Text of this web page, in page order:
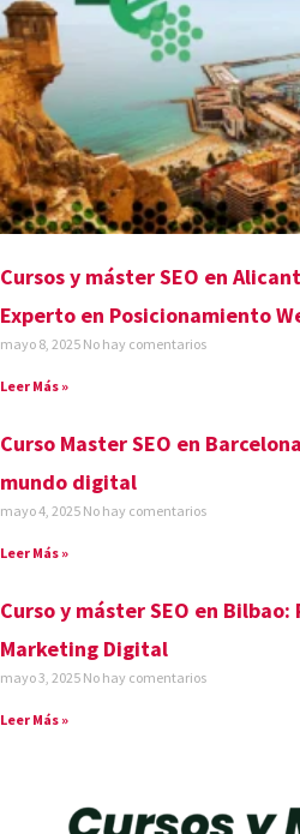
Cursos y máster SEO en
Experto en Posicionamiento
mayo 8, 2025 No hay comentarios
Leer Más »
Curso Master SEO en
mundo digital
mayo 4, 2025 No hay comentarios
Leer Más »
Curso y máster SEO en
Marketing Digital
mayo 3, 2025 No hay comentarios
Leer Más »